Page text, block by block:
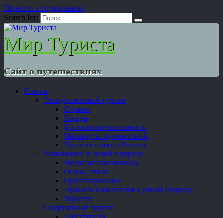
Перейти к содержанию
Search for:
Мир Туриста
Сайт о путешествиях
Статьи
Экскурсионный туризм
Страны
Города
Достопримечательности
Маршруты путешествий
Путешествия по России
Выживание в дикой природе
Медицинская помощь
Огонь, тепло
Ориентирование
Правила выживания в дикой природе
Укрытие
Спортивный туризм
Автотуризм